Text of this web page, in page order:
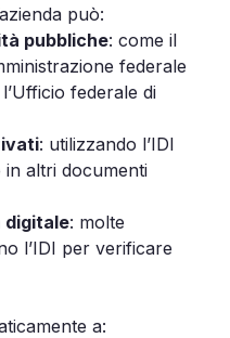
può:
pubbliche: come il
federale
federale di
: utilizzando l’IDI
altri documenti
digitale: molte
l’IDI per verificare
a: